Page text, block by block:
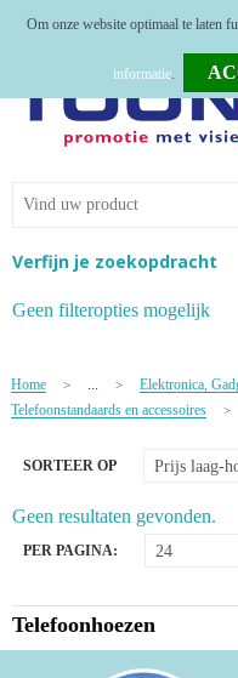
Relatiegeschenken
Kerstpakketten
TOP 50
NIEUW
Alle categorieën
Verfijn je zoekopdracht
Geen filteropties mogelijk
Home > ... > Elektronica,
Telefoonstandaards en accessoires >
SORTEER OP
Geen resultaten gevonden.
PER PAGINA:
Telefoonhoezen
Om onze website optimaal te laten
informatie.